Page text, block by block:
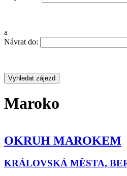
a
Návrat do:
Maroko
MAROKEM
MĚSTA,